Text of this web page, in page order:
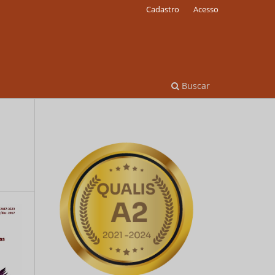
Buscar
Cadastro Acesso